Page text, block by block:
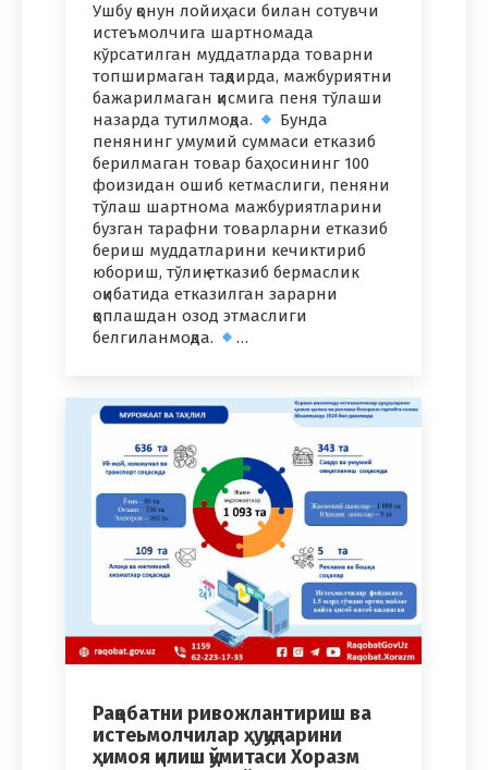
Ушбу қонун лойиҳаси билан сотувчи
истеъмолчига шартномада
кўрсатилган муддатларда товарни
топширмаган тақдирда, мажбуриятни
бажарилмаган қисмига пеня тўлаши
назарда тутилмоқда.
Бунда
пенянинг умумий суммаси етказиб
берилмаган товар баҳосининг 100
фоизидан ошиб кетмаслиги, пеняни
тўлаш шартнома мажбуриятларини
бузган тарафни товарларни етказиб
бериш муддатларини кечиктириб
юбориш, тўлиқ етказиб бермаслик
оқибатида етказилган зарарни
қоплашдан озод этмаслиги
белгиланмоқда.
…
Рақобатни ривожлантириш ва
истеьмолчилар ҳуқуқларини
ҳимоя қилиш қўмитаси Хоразм